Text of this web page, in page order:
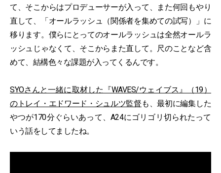
て、そこからはプロデューサーが入って、また何回もやり
直して、「オールラッシュ（関係者を集めての試写）」に
移ります。僕らにとってのオールラッシュは全然オールラ
ッシュじゃなくて、そこからまた直して。尺のことなど含
めて、結構色々な課題が入ってくるんです。
SYOさんと一緒に取材した『WAVES/ウェイブス』（19）
のトレイ・エドワード・シュルツ監督 も、最初に編集した
やつが170分ぐらいあって、A24にゴリゴリ切られたって
いう話をしてましたね。